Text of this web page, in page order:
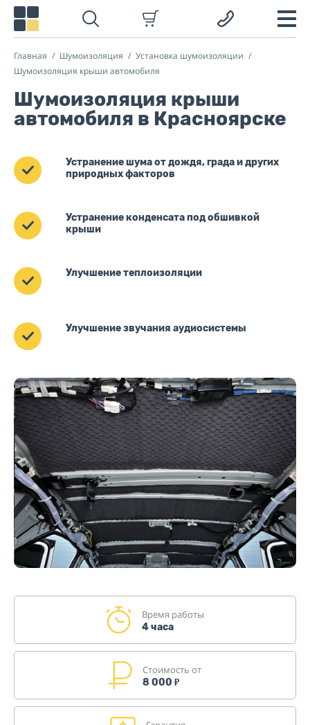
Главная Шумоизоляция
Установка шумоизоляции
Шумоизоляция крыши автомобиля
Шумоизоляция крыши
автомобиля в Красноярске
Устранение шума от дождя, града и других
природных факторов
Устранение конденсата под обшивкой
крыши
Улучшение теплоизоляции
Улучшение звучания аудиосистемы
Время работы
4 часа
Стоимость от
8 000 ₽